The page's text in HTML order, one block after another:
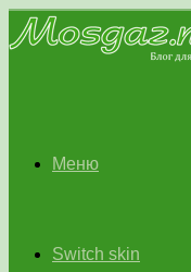
Меню
Switch skin